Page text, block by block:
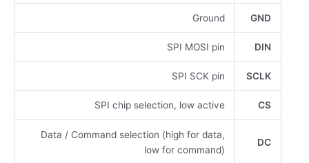
GND
Ground
DIN
SPI MOSI pin
SCLK
SPI SCK pin
CS
SPI chip selection, low active
DC
Data / Command selection (high for data,
low for command)